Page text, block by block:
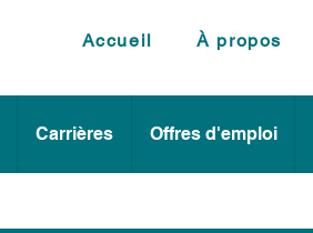
Accueil À propos
Carrières Offres d'emploi